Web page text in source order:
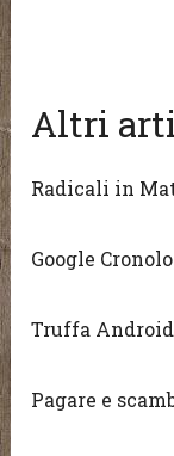
Altri
Radicali in
Google
Truffa
Pagare e